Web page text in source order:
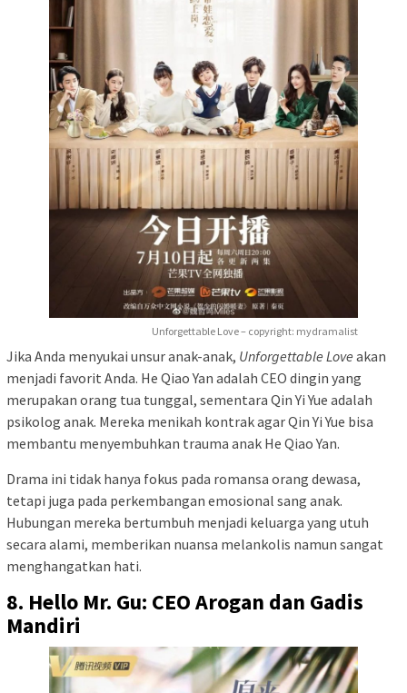
Unforgettable Love – copyright: mydramalist
Jika Anda menyukai unsur anak-anak, Unforgettable Love akan
menjadi favorit Anda. He Qiao Yan adalah CEO dingin yang
merupakan orang tua tunggal, sementara Qin Yi Yue adalah
psikolog anak. Mereka menikah kontrak agar Qin Yi Yue bisa
membantu menyembuhkan trauma anak He Qiao Yan.
Drama ini tidak hanya fokus pada romansa orang dewasa,
tetapi juga pada perkembangan emosional sang anak.
Hubungan mereka bertumbuh menjadi keluarga yang utuh
secara alami, memberikan nuansa melankolis namun sangat
menghangatkan hati.
8. Hello Mr. Gu: CEO Arogan dan Gadis
Mandiri